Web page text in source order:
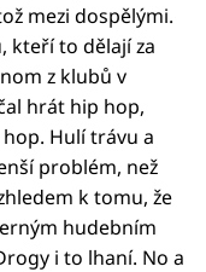
mezi dospělými.
kteří to dělají za
z klubů v
hrát hip ­hop,
Hulí trávu a
problém, než
k tomu, že
hudebním
i to lhaní. No a